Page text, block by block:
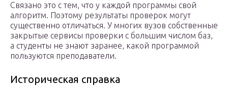
Связано это с тем, что у каждой программы свой
алгоритм. Поэтому результаты проверок могут
существенно отличаться. У многих вузов собственные
закрытые сервисы проверки с большим числом баз,
а студенты не знают заранее, какой программой
пользуются преподаватели.
Историческая справка